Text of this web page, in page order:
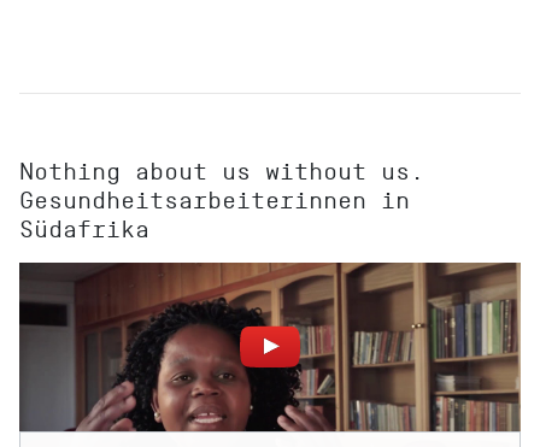
Nothing about us without us.
Gesundheitsarbeiterinnen in
Südafrika